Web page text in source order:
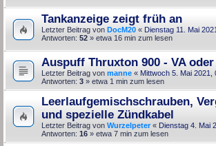
Tankanzeige zeigt früh an
Letzter Beitrag von DocM20 « Dienstag 11. Mai
Antworten: 52 » etwa 16 min zum lesen
Auspuff Thruxton 900 - VA
Letzter Beitrag von manne « Mittwoch 5. Mai 2021,
Antworten: 3 » etwa 1 min zum lesen
Leerlaufgemischschrauben,
und spezielle Zündkabel
Letzter Beitrag von Wurzelpeter« Dienstag 4. Mai
Antworten: 16 » etwa 7 min zum lesen